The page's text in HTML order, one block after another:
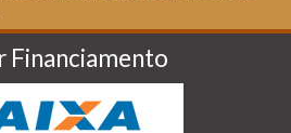
Financiamento